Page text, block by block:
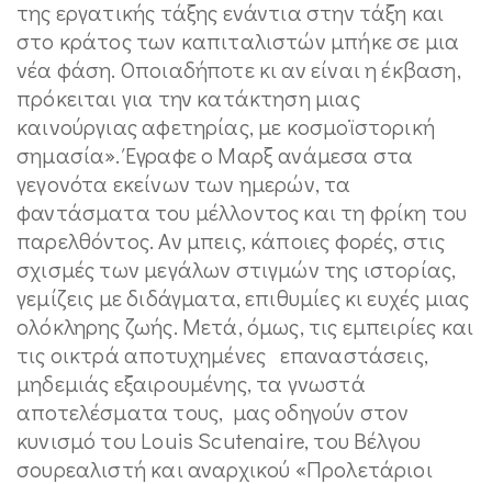
της εργατικής τάξης ενάντια στην τάξη και
στο κράτος των καπιταλιστών μπήκε σε μια
νέα φάση. Οποιαδήποτε κι αν είναι η έκβαση,
πρόκειται για την κατάκτηση μιας
καινούργιας αφετηρίας, με κοσμοϊστορική
σημασία». Έγραφε ο Μαρξ ανάμεσα στα
γεγονότα εκείνων των ημερών, τα
φαντάσματα του μέλλοντος και τη φρίκη του
παρελθόντος. Αν μπεις, κάποιες φορές, στις
σχισμές των μεγάλων στιγμών της ιστορίας,
γεμίζεις με διδάγματα, επιθυμίες κι ευχές μιας
ολόκληρης ζωής. Μετά, όμως, τις εμπειρίες και
τις οικτρά αποτυχημένες επαναστάσεις,
μηδεμιάς εξαιρουμένης, τα γνωστά
αποτελέσματα τους, μας οδηγούν στον
κυνισμό του Louis Scutenaire, του Βέλγου
σουρεαλιστή και αναρχικού «Προλετάριοι